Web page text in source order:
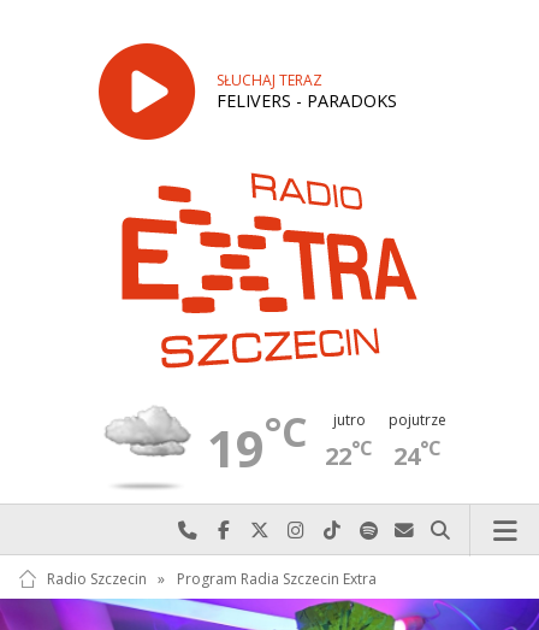
SŁUCHAJ TERAZ
FELIVERS - PARADOKS
19°C jutro
22°C
pojutrze
24°C
Najlepiej po prostu do nas zadzwoń
Odwiedź nas na Facebook-u
Odwiedź nas na X
Odwiedź nas na Instagram-ie
Odwiedź nas na TikTok-u
Szukaj nas na Spotify
Wyślij do nas
Szukaj
Radio Szczecin » Program Radia Szczecin Extra